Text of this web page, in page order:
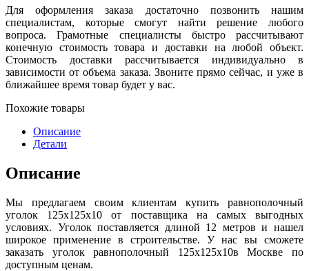
Для оформления заказа достаточно позвонить нашим
специалистам, которые смогут найти решение любого
вопроса. Грамотные специалисты быстро рассчитывают
конечную стоимость товара и доставки на любой объект.
Стоимость доставки рассчитывается индивидуально в
зависимости от объема заказа. Звоните прямо сейчас, и уже в
ближайшее время товар будет у вас.
Похожие товары
Описание
Детали
Описание
Мы предлагаем своим клиентам купить равнополочный
уголок 125х125х10 от поставщика на самых выгодных
условиях. Уголок поставляется длиной 12 метров и нашел
широкое применение в строительстве. У нас вы сможете
заказать уголок равнополочный 125х125х10в Москве по
доступным ценам.